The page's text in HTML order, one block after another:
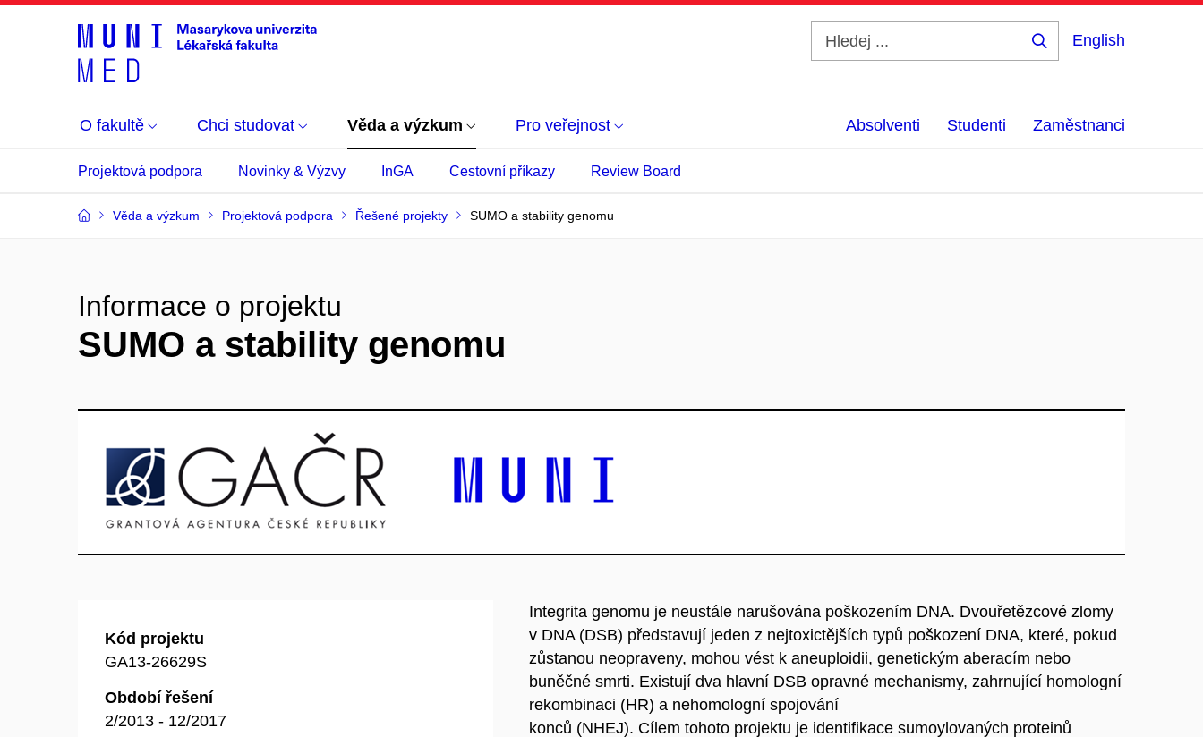
English
O fakultě Chci studovat Věda a výzkum Pro veřejnost Absolventi Studenti Zaměstnanci
Projektová podpora Novinky & Výzvy InGA Cestovní příkazy Review Board
Věda a výzkum Projektová podpora Řešené projekty SUMO a stability genomu
Informace o projektu
SUMO a stability genomu
Kód projektu
GA13-26629S
Období řešení
2/2013 - 12/2017
Integrita genomu je neustále narušována poškozením DNA. Dvouřetězcové zlomy
v DNA (DSB) představují jeden z nejtoxictějších typů poškození DNA, které, pokud
zůstanou neopraveny, mohou vést k aneuploidii, genetickým aberacím nebo
buněčné smrti. Existují dva hlavní DSB opravné mechanismy, zahrnující homologní
rekombinaci (HR) a nehomologní spojování
konců (NHEJ). Cílem tohoto projektu je identifikace sumoylovaných proteinů